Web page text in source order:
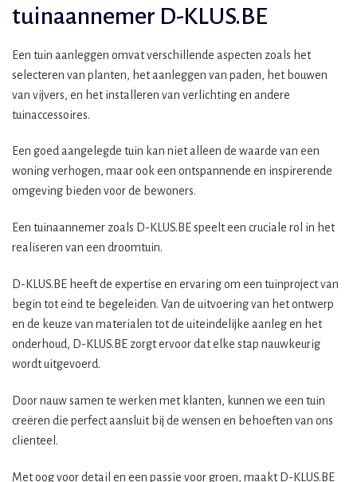
tuinaannemer D-KLUS.BE
Een tuin aanleggen omvat verschillende aspecten zoals het
selecteren van planten, het aanleggen van paden, het bouwen
van vijvers, en het installeren van verlichting en andere
tuinaccessoires.
Een goed aangelegde tuin kan niet alleen de waarde van een
woning verhogen, maar ook een ontspannende en inspirerende
omgeving bieden voor de bewoners.
Een tuinaannemer zoals D-KLUS.BE speelt een cruciale rol in het
realiseren van een droomtuin.
D-KLUS.BE heeft de expertise en ervaring om een tuinproject van
begin tot eind te begeleiden. Van de uitvoering van het ontwerp
en de keuze van materialen tot de uiteindelijke aanleg en het
onderhoud, D-KLUS.BE zorgt ervoor dat elke stap nauwkeurig
wordt uitgevoerd.
Door nauw samen te werken met klanten, kunnen we een tuin
creëren die perfect aansluit bij de wensen en behoeften van ons
clienteel.
Met oog voor detail en een passie voor groen, maakt D-KLUS.BE